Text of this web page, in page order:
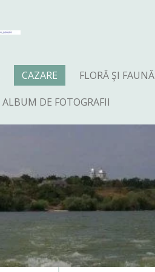
CAZARE FLORĂ ŞI FAUNĂ
ALBUM DE FOTOGRAFII